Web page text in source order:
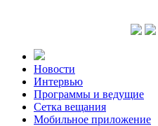
Новости
Интервью
Программы и ведущие
Сетка вещания
Мобильное приложение